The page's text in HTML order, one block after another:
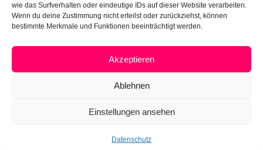
wie das Surfverhalten oder eindeutige IDs auf dieser Website verarbeiten.
Wenn du deine Zustimmung nicht erteilst oder zurückziehst, können
bestimmte Merkmale und Funktionen beeinträchtigt werden.
Akzeptieren
Ablehnen
Einstellungen ansehen
Datenschutz